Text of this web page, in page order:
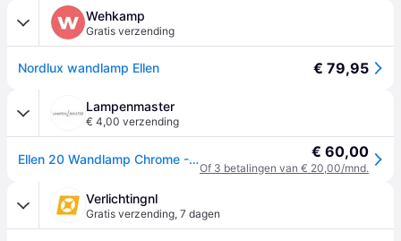
Wehkamp
Gratis verzending
Nordlux wandlamp Ellen € 79,95
Lampenmaster
€ 4,00 verzending
Ellen 20 Wandlamp Chrome - Nordlux - Woonkamer - Scandinavisch - Metaal - 1 lamp € 60,00
Of 3 betalingen van € 20,00/mnd.
Verlichtingnl
Gratis verzending, 7 dagen